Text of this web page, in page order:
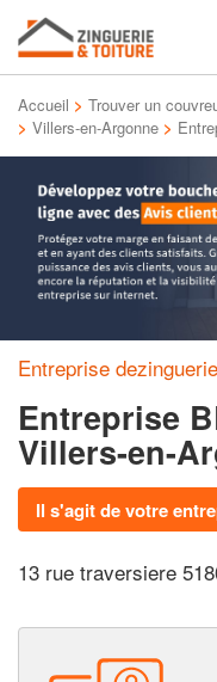
Accueil > Trouver un
> Villers-en-Argonne >
Entreprise
Entreprise
Villers-en-
Il s'agit de votre
13 rue traversiere